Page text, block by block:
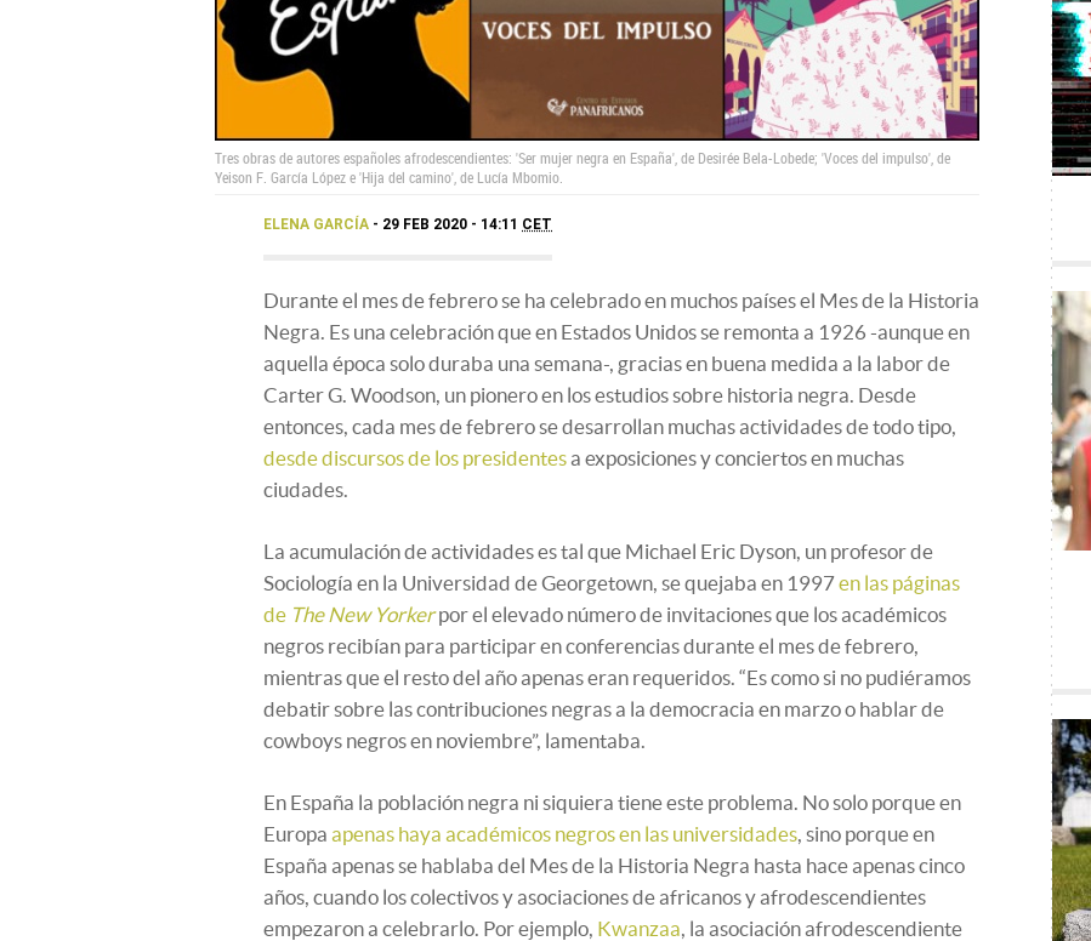
Tres obras de autores españoles afrodescendientes: 'Ser mujer negra en España', de Desirée Bela-Lobede; 'Voces del impulso', de
Yeison F. García López e 'Hija del camino', de Lucía Mbomio.
ELENA GARCÍA 29 FEB 2020 - 14:11 CET
Durante el mes de febrero se ha celebrado en muchos países el Mes de la Historia
Negra. Es una celebración que en Estados Unidos se remonta a 1926 -aunque en
aquella época solo duraba una semana-, gracias en buena medida a la labor de
Carter G. Woodson, un pionero en los estudios sobre historia negra. Desde
entonces, cada mes de febrero se desarrollan muchas actividades de todo tipo,
desde discursos de los presidentesa exposiciones y conciertos en muchas
ciudades.
La acumulación de actividades es tal que Michael Eric Dyson, un profesor de
Sociología en la Universidad de Georgetown, se quejaba en 1997en las páginas
de The New Yorkerpor el elevado número de invitaciones que los académicos
negros recibían para participar en conferencias durante el mes de febrero,
mientras que el resto del año apenas eran requeridos. “Es como si no pudiéramos
debatir sobre las contribuciones negras a la democracia en marzo o hablar de
cowboys negros en noviembre”, lamentaba.
En España la población negra ni siquiera tiene este problema. No solo porque en
Europa apenas haya académicos negros en las universidades, sino porque en
España apenas se hablaba del Mes de la Historia Negra hasta hace apenas cinco
años, cuando los colectivos y asociaciones de africanos y afrodescendientes
empezaron a celebrarlo. Por ejemplo, Kwanzaa, la asociación afrodescendiente